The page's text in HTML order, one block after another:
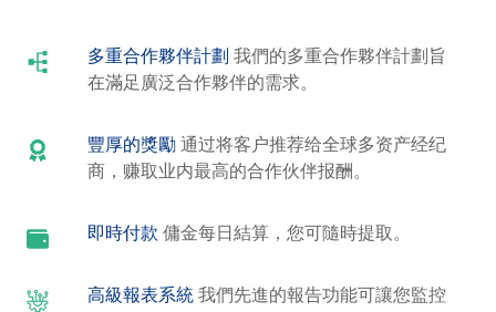
多重合作夥伴計劃 我們的多重合作夥伴計劃旨
在滿足廣泛合作夥伴的需求。
豐厚的獎勵通过将客户推荐给全球多资产经纪
商，赚取业内最高的合作伙伴报酬。
即時付款 傭金每日結算，您可隨時提取。
高級報表系統我們先進的報告功能可讓您監控